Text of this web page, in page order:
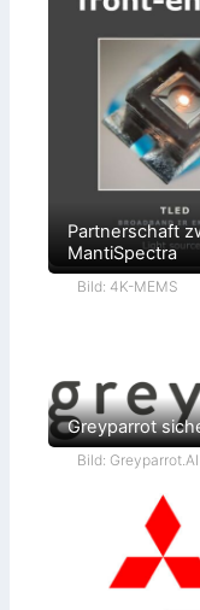
Partnerschaft
MantiSpectra
Bild: 4K-MEMS
Greyparrot
Bild: